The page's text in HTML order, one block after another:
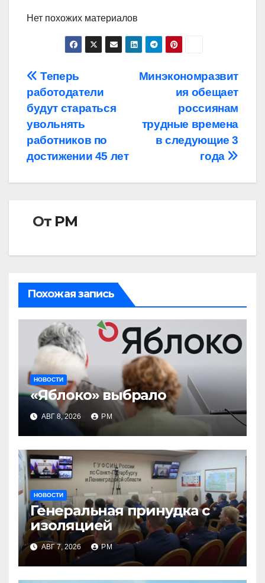
Нет похожих материалов
Навигация
по
записям
Минэкономразвит
ия обещает
россиянам
трудные времена
в следующие 3
года
Теперь
работодатели
будут стараться
увольнять
работников по
достижении 45 лет
От РМ
Похожая запись
НОВОСТИ
«Яблоко» выбрало
АВГ 8, 2026 РМ
НОВОСТИ
Генеральная принудка с
изоляцией
АВГ 7, 2026 РМ